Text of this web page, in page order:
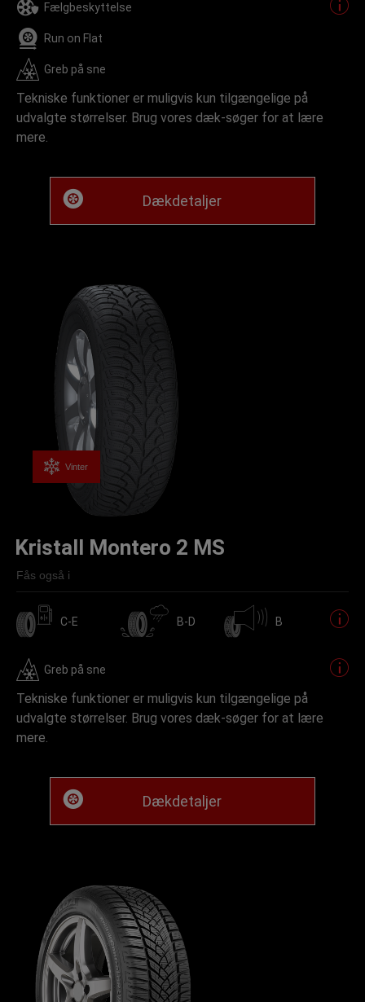
Fælgbeskyttelse
Run on Flat
Greb på sne
Tekniske funktioner er muligvis kun tilgængelige på
udvalgte størrelser. Brug vores dæk-søger for at lære
mere.
Dækdetaljer
Vinter
Kristall Montero 2 MS
Fås også i
C-E B-D B
Greb på sne
Tekniske funktioner er muligvis kun tilgængelige på
udvalgte størrelser. Brug vores dæk-søger for at lære
mere.
Dækdetaljer